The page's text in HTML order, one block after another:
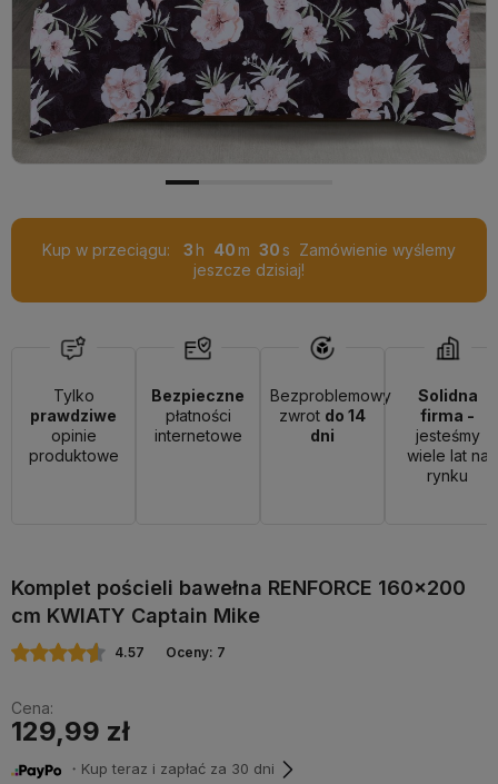
Kup w przeciągu: 3 40 29
Zamówienie wyślemy
jeszcze dzisiaj!
Tylko
prawdziwe
opinie
produktowe
Bezpieczne
płatności
internetowe
Bezproblemowy
zwrot do 14
dni
Solidna
firma -
jesteśmy
wiele lat na
rynku
Komplet pościeli bawełna RENFORCE 160x200
cm KWIATY Captain Mike
4.57 Oceny: 7
Cena:
129,99 zł
・Kup teraz i zapłać za 30 dni